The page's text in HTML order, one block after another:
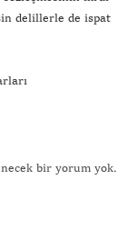
delillerle de ispat
bir yorum yok.